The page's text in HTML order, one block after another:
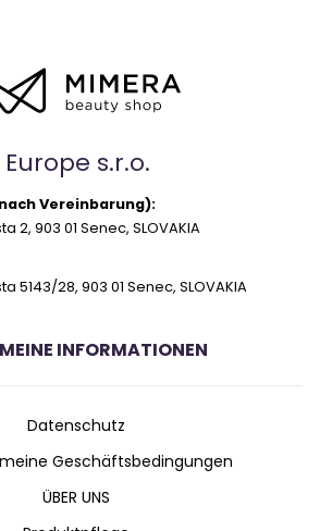
s.r.o.
Vereinbarung):
2, 903 01 Senec, SLOVAKIA
5143/28, 903 01 Senec, SLOVAKIA
INFORMATIONEN
Datenschutz
Geschäftsbedingungen
ÜBER UNS